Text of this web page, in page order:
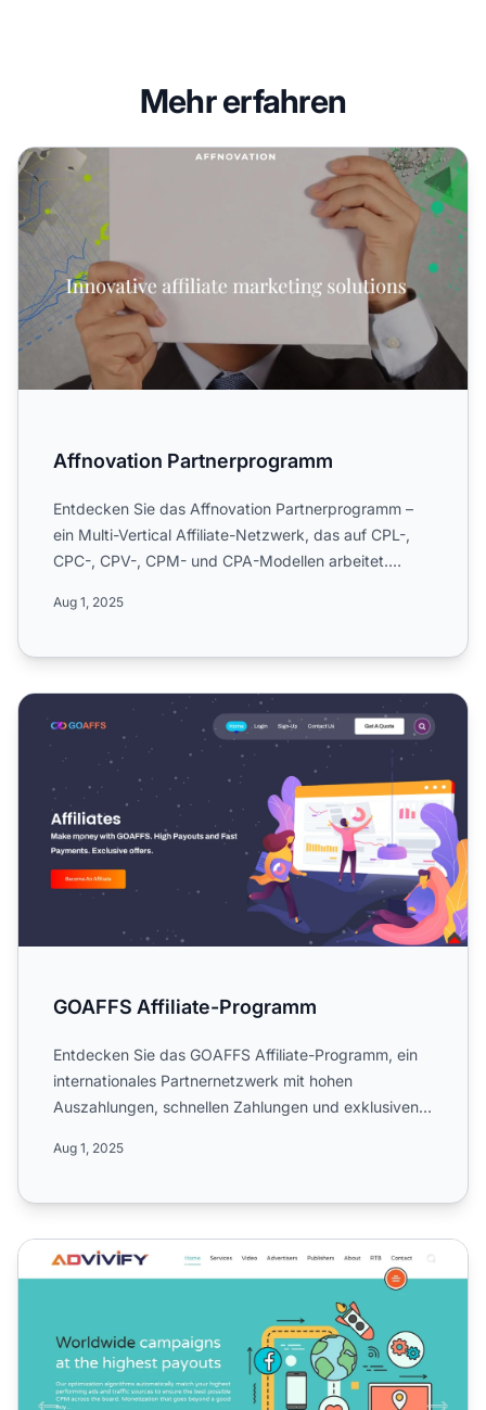
Mehr erfahren
Affnovation Partnerprogramm
Affnovation Partnerprogramm
Entdecken Sie das Affnovation Partnerprogramm –
ein Multi-Vertical Affiliate-Netzwerk, das auf CPL-,
CPC-, CPV-, CPM- und CPA-Modellen arbeitet.
Aug 1, 2025
GOAFFS Affiliate-Programm
GOAFFS Affiliate-Programm
Entdecken Sie das GOAFFS Affiliate-Programm, ein
internationales Partnernetzwerk mit hohen
Auszahlungen, schnellen Zahlungen und exklusiven
Aug 1, 2025
Advivify Affiliate-Programm